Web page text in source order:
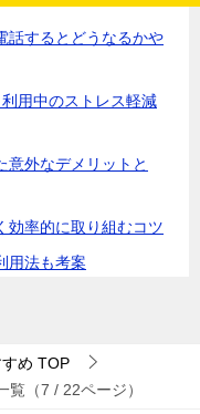
話するとどうなるかや
用中のストレス軽減
意外なデメリットと
効率的に取り組むコツ
用法も考案
め TOP
覧（7 / 22ページ）